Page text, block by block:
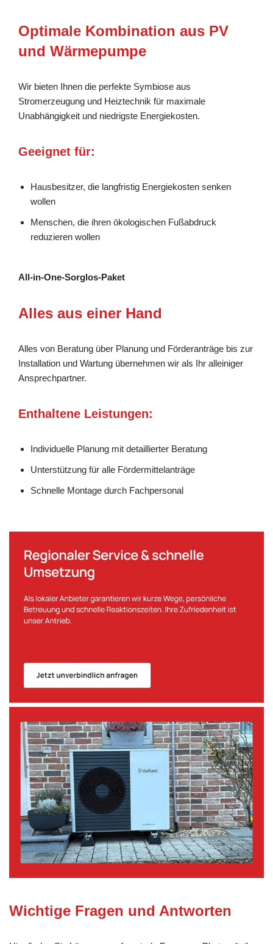
Optimale Kombination aus PV
und Wärmepumpe
Wir bieten Ihnen die perfekte Symbiose aus
Stromerzeugung und Heiztechnik für maximale
Unabhängigkeit und niedrigste Energiekosten.
Geeignet für:
Hausbesitzer, die langfristig Energiekosten senken
wollen
Menschen, die ihren ökologischen Fußabdruck
reduzieren wollen
All-in-One-Sorglos-Paket
Alles aus einer Hand
Alles von Beratung über Planung und Förderanträge bis zur
Installation und Wartung übernehmen wir als Ihr alleiniger
Ansprechpartner.
Enthaltene Leistungen:
Individuelle Planung mit detaillierter Beratung
Unterstützung für alle Fördermittelanträge
Schnelle Montage durch Fachpersonal
Wichtige Fragen und Antworten